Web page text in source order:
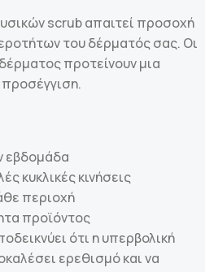
scrub απαιτεί προσοχή
του δέρματός σας. Οι
προτείνουν μια
εβδομάδα
κυκλικές κινήσεις
περιοχή
προϊόντος
ότι η υπερβολική
ερεθισμό και να